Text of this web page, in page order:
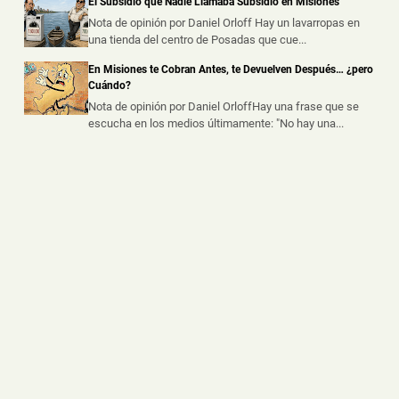
Un Accidente Laboral Durante la Poda de un Árbol
dejó a un Trabajador Gravemente Herido
📅 5 ago 2026
Un trabajador sufrió graves lesiones tras caer desde
varios metros de altura mie...
Nota de opinión por Daniel Orloff Hay un lavarropas en
una tienda del centro de Posadas que cue...
En Misiones te Cobran Antes, te Devuelven Después… ¿pero
Cuándo?
Nota de opinión por Daniel OrloffHay una frase que se
escucha en los medios últimamente: "No hay una...